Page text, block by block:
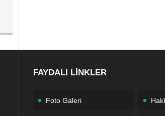
FAYDALI LİNKLER
Foto Galeri